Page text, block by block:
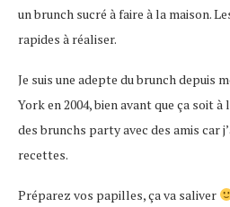
un brunch sucré à faire à la maison.
rapides à réaliser.
Je suis une adepte du brunch depuis
York en 2004, bien avant que ça soit à
des brunchs party avec des amis car
recettes.
Préparez vos papilles, ça va saliver